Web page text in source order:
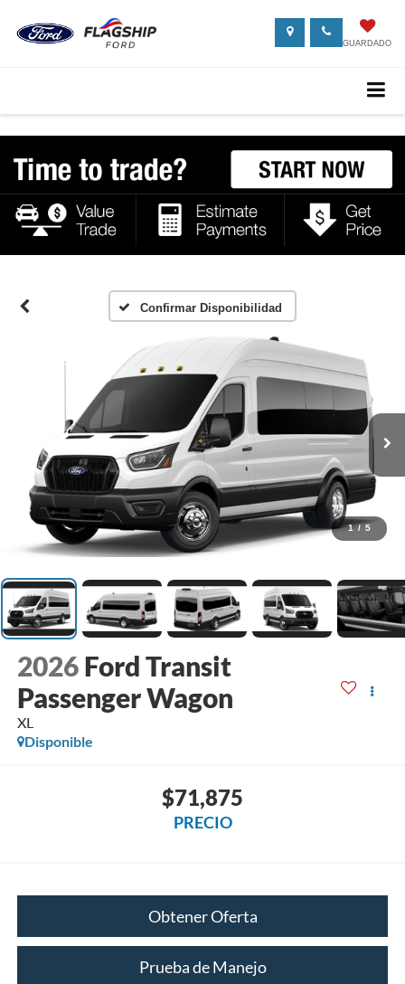
GUARDADO
Confirmar Disponibilidad
1 / 5
2026 Ford Transit
Passenger Wagon
XL
Disponible
$71,875
PRECIO
Obtener Oferta
Prueba de Manejo